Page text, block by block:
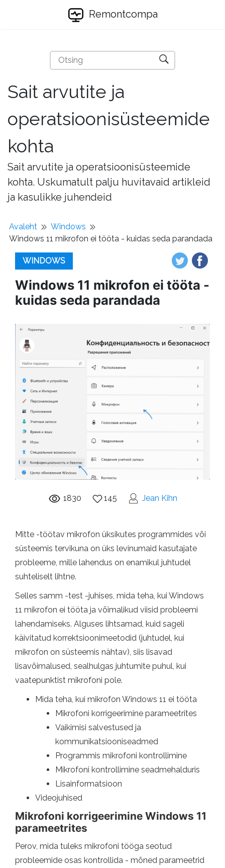
Remontcompa
Sait arvutite ja
operatsioonisüsteemide
kohta
Sait arvutite ja operatsioonisüsteemide
kohta. Uskumatult palju huvitavaid artikleid
ja kasulikke juhendeid
Avaleht
Windows
Windows 11 mikrofon ei tööta - kuidas seda parandada
WINDOWS
Windows 11 mikrofon ei tööta -
kuidas seda parandada
1830 145 Jean Kihn
Mitte -töötav mikrofon üksikutes programmides või
süsteemis tervikuna on üks levinumaid kasutajate
probleeme, mille lahendus on enamikul juhtudel
suhteliselt lihtne.
Selles samm -test -juhises, mida teha, kui Windows
11 mikrofon ei tööta ja võimalikud viisid probleemi
lahendamiseks. Alguses lihtsamad, kuid sageli
käivitatud korrektsioonimeetodid (juhtudel, kui
mikrofon on süsteemis nähtav), siis lisavad
lisavõimalused, sealhulgas juhtumite puhul, kui
vaatepunktist mikrofoni pole.
Mida teha, kui mikrofon Windows 11 ei tööta
Mikrofoni korrigeerimine parameetrites
Vaikimisi salvestused ja
kommunikatsiooniseadmed
Programmis mikrofoni kontrollimine
Mikrofoni kontrollimine seadmehalduris
Lisainformatsioon
Videojuhised
Mikrofoni korrigeerimine Windows 11
parameetrites
Perov, mida tuleks mikrofoni tööga seotud
probleemide osas kontrollida - mõned parameetrid